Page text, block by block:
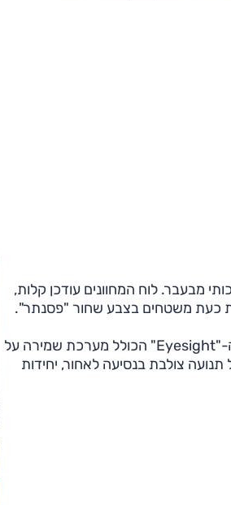
מבעבר. לוח המחוונים עודכן קלות,
כעת משטחים בצבע שחור "פסנתר".
בתחום מערכות הבטיחות המתקדמות סובארו תציע את הפורסטר המחודש עם מערך ה-"Eyesight" הכולל מערכת שמירה על
צולבת בנסיעה לאחור, יחידות